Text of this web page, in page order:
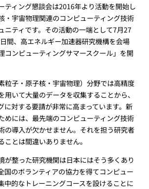
ティング懇談会は2016年より活動を開始し
・宇宙物理関連のコンピューティング技術
ニティです。その活動の一端として7月27
間、高エネルギー加速器研究機構を会場
コンピューティングサマースクール」を開
粒子・原子核・宇宙物理）分野では高精度
用いて大量のデータを収集することから、
に対する要請が非常に高まっています。新
めには、最先端のコンピューティング技術
の導入が欠かせません。それを担う研究者
ことは間違いありません。
が整った研究機関は日本にはそう多くあり
国のボランティアの協力を得てコンピュー
中的なトレーニングコースを設けることに